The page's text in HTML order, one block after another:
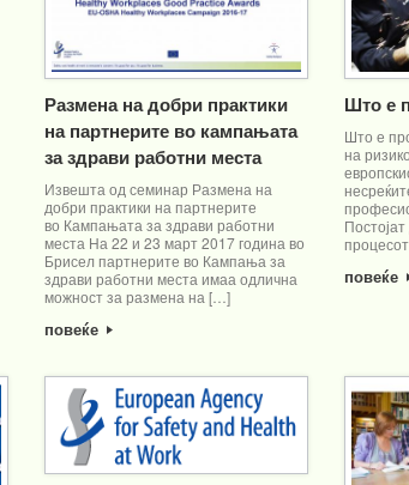
Размена на добри практики
на партнерите во кампањата
за здрави работни места
Извешта од семинар Размена на
добри практики на партнерите
во Кампањата за здрави работни
места На 22 и 23 март 2017 година во
Брисел партнерите во Кампања за
здрави работни места имаа одлична
можност за размена на […]
повеќе
Што е
Што е
на
повеќе